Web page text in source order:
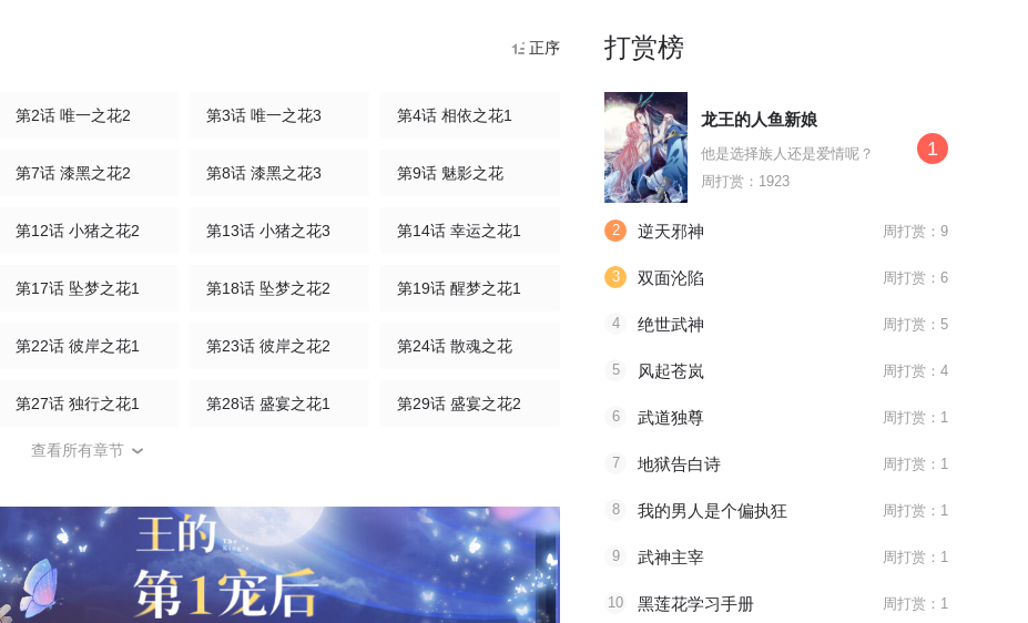
正序
第2话 唯一之花2 第3话 唯一之花3 第4话 相依之花1
第7话 漆黑之花2 第8话 漆黑之花3 第9话 魅影之花
第12话 小猪之花2 第13话 小猪之花3 第14话 幸运之花1
第17话 坠梦之花1 第18话 坠梦之花2 第19话 醒梦之花1
第22话 彼岸之花1 第23话 彼岸之花2 第24话 散魂之花
第27话 独行之花1 第28话 盛宴之花1 第29话 盛宴之花2
查看所有章节
打赏榜
龙王的人鱼新娘
他是选择族人还是爱情呢？
周打赏：1923
1
2 逆天邪神 周打赏：9
3 双面沦陷 周打赏：6
4 绝世武神 周打赏：5
5 风起苍岚 周打赏：4
6 武道独尊 周打赏：1
7 地狱告白诗 周打赏：1
8 我的男人是个偏执狂 周打赏：1
9 武神主宰 周打赏：1
10 黑莲花学习手册 周打赏：1